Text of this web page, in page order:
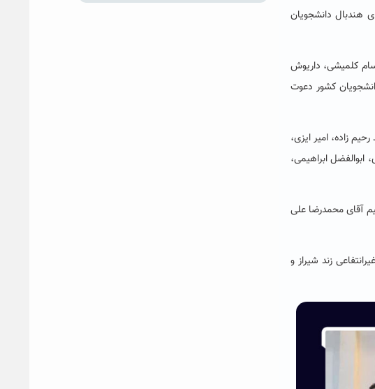
هندبال دانشجویان
کلمیشی، داریوش
کشور دعوت
زاده، امیر ایزی،
، ابوالفضل ابراهیمی،
آقای محمدرضا علی
زند شیراز و